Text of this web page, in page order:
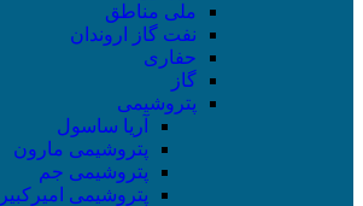
ملی مناطق
نفت گاز اروندان
حفاری
گاز
پتروشیمی
آریا ساسول
پتروشیمی مارون
پتروشیمی جم
پتروشیمی امیرکبیر